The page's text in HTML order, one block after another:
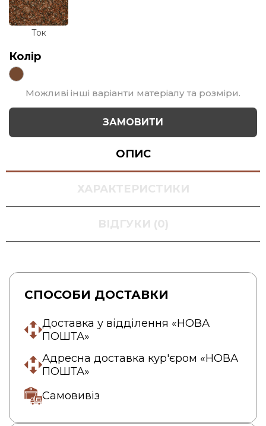
Ток
Колір
Можливі інші варіанти матеріалу та розміри.
ЗАМОВИТИ
ОПИС
ХАРАКТЕРИСТИКИ
ВІДГУКИ (0)
СПОСОБИ ДОСТАВКИ
Доставка у відділення «НОВА
ПОШТА»
Адресна доставка кур'єром «НОВА
ПОШТА»
Самовивіз